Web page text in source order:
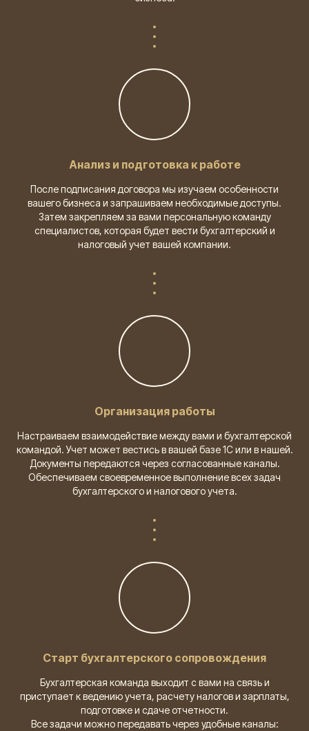
Анализ и подготовка к работе
После подписания договора мы изучаем особенности
вашего бизнеса и запрашиваем необходимые доступы.
Затем закрепляем за вами персональную команду
специалистов, которая будет вести бухгалтерский и
налоговый учет вашей компании.
Организация работы
Настраиваем взаимодействие между вами и бухгалтерской
командой. Учет может вестись в вашей базе 1С или в нашей.
Документы передаются через согласованные каналы.
Обеспечиваем своевременное выполнение всех задач
бухгалтерского и налогового учета.
Старт бухгалтерского сопровождения
Бухгалтерская команда выходит с вами на связь и
приступает к ведению учета, расчету налогов и зарплаты,
подготовке и сдаче отчетности.
Все задачи можно передавать через удобные каналы: